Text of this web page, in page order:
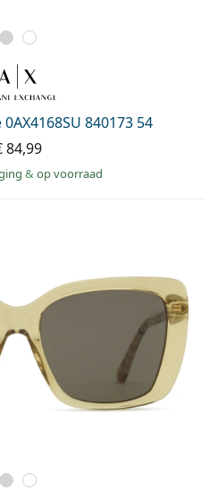
840173 54
84,99
& op voorraad